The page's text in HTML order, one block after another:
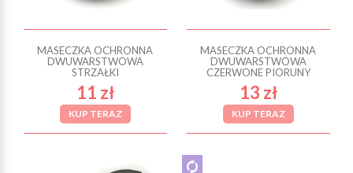
MASECZKA OCHRONNA
DWUWARSTWOWA
STRZAŁKI
11 zł
KUP TERAZ
MASECZKA OCHRONNA
DWUWARSTWOWA
CZERWONE PIORUNY
13 zł
KUP TERAZ